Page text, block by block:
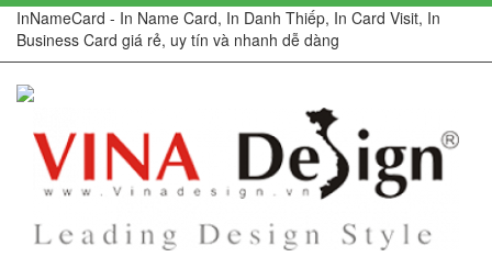
InNameCard - In Name Card, In Danh Thiếp, In Card Visit, In
Business Card giá rẻ, uy tín và nhanh dễ dàng